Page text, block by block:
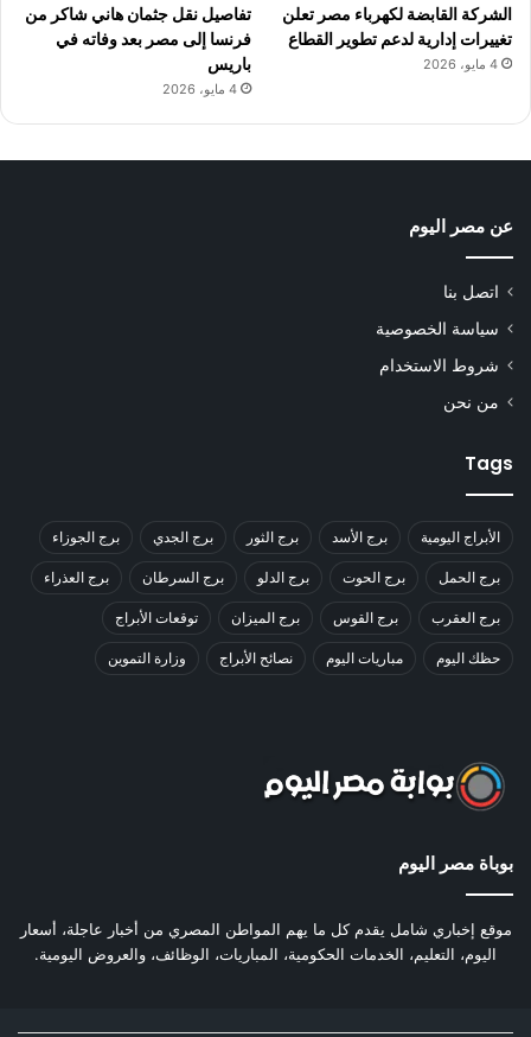
الشركة القابضة لكهرباء مصر تعلن
تغييرات إدارية لدعم تطوير القطاع
4 مايو، 2026
تفاصيل نقل جثمان هاني شاكر من
فرنسا إلى مصر بعد وفاته في
باريس
4 مايو، 2026
عن مصر اليوم
اتصل بنا
سياسة الخصوصية
شروط الاستخدام
من نحن
Tags
الأبراج اليومية برج الأسد برج الثور برج الجدي برج الجوزاء
برج الحمل برج الحوت برج الدلو برج السرطان برج العذراء
برج العقرب برج القوس برج الميزان توقعات الأبراج
حظك اليوم مباريات اليوم نصائح الأبراج وزارة التموين
بوباة مصر اليوم
موقع إخباري شامل يقدم كل ما يهم المواطن المصري من أخبار عاجلة، أسعار
اليوم، التعليم، الخدمات الحكومية، المباريات، الوظائف، والعروض اليومية.